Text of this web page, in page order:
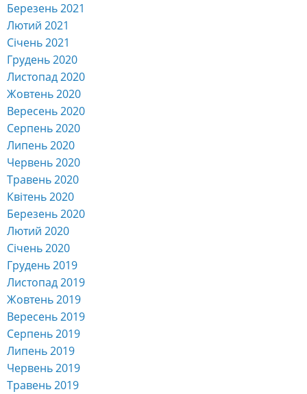
Березень 2021
Лютий 2021
Січень 2021
Грудень 2020
Листопад 2020
Жовтень 2020
Вересень 2020
Серпень 2020
Липень 2020
Червень 2020
Травень 2020
Квітень 2020
Березень 2020
Лютий 2020
Січень 2020
Грудень 2019
Листопад 2019
Жовтень 2019
Вересень 2019
Серпень 2019
Липень 2019
Червень 2019
Травень 2019